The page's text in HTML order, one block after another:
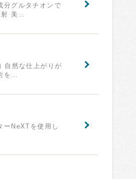
分グルタチオンで
射 美…
自然な仕上がりが
を…
ーNeXTを使用し